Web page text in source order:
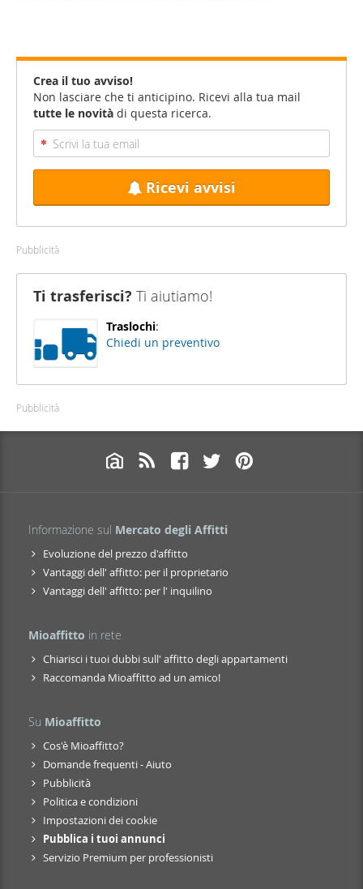
Crea il tuo avviso!
Non lasciare che ti anticipino. Ricevi alla tua mail
tutte le novità di questa ricerca.
Ricevi avvisi
Pubblicità
Ti trasferisci? Ti aiutiamo!
Traslochi:
Chiedi un preventivo
Pubblicità
Informazione sul Mercato degli Affitti
Evoluzione del prezzo d'affitto
Vantaggi dell' affitto: per il proprietario
Vantaggi dell' affitto: per l' inquilino
Mioaffitto in rete
Chiarisci i tuoi dubbi sull' affitto degli appartamenti
Raccomanda Mioaffitto ad un amico!
Su Mioaffitto
Cos'è Mioaffitto?
Domande frequenti - Aiuto
Pubblicità
Politica e condizioni
Impostazioni dei cookie
Pubblica i tuoi annunci
Servizio Premium per professionisti